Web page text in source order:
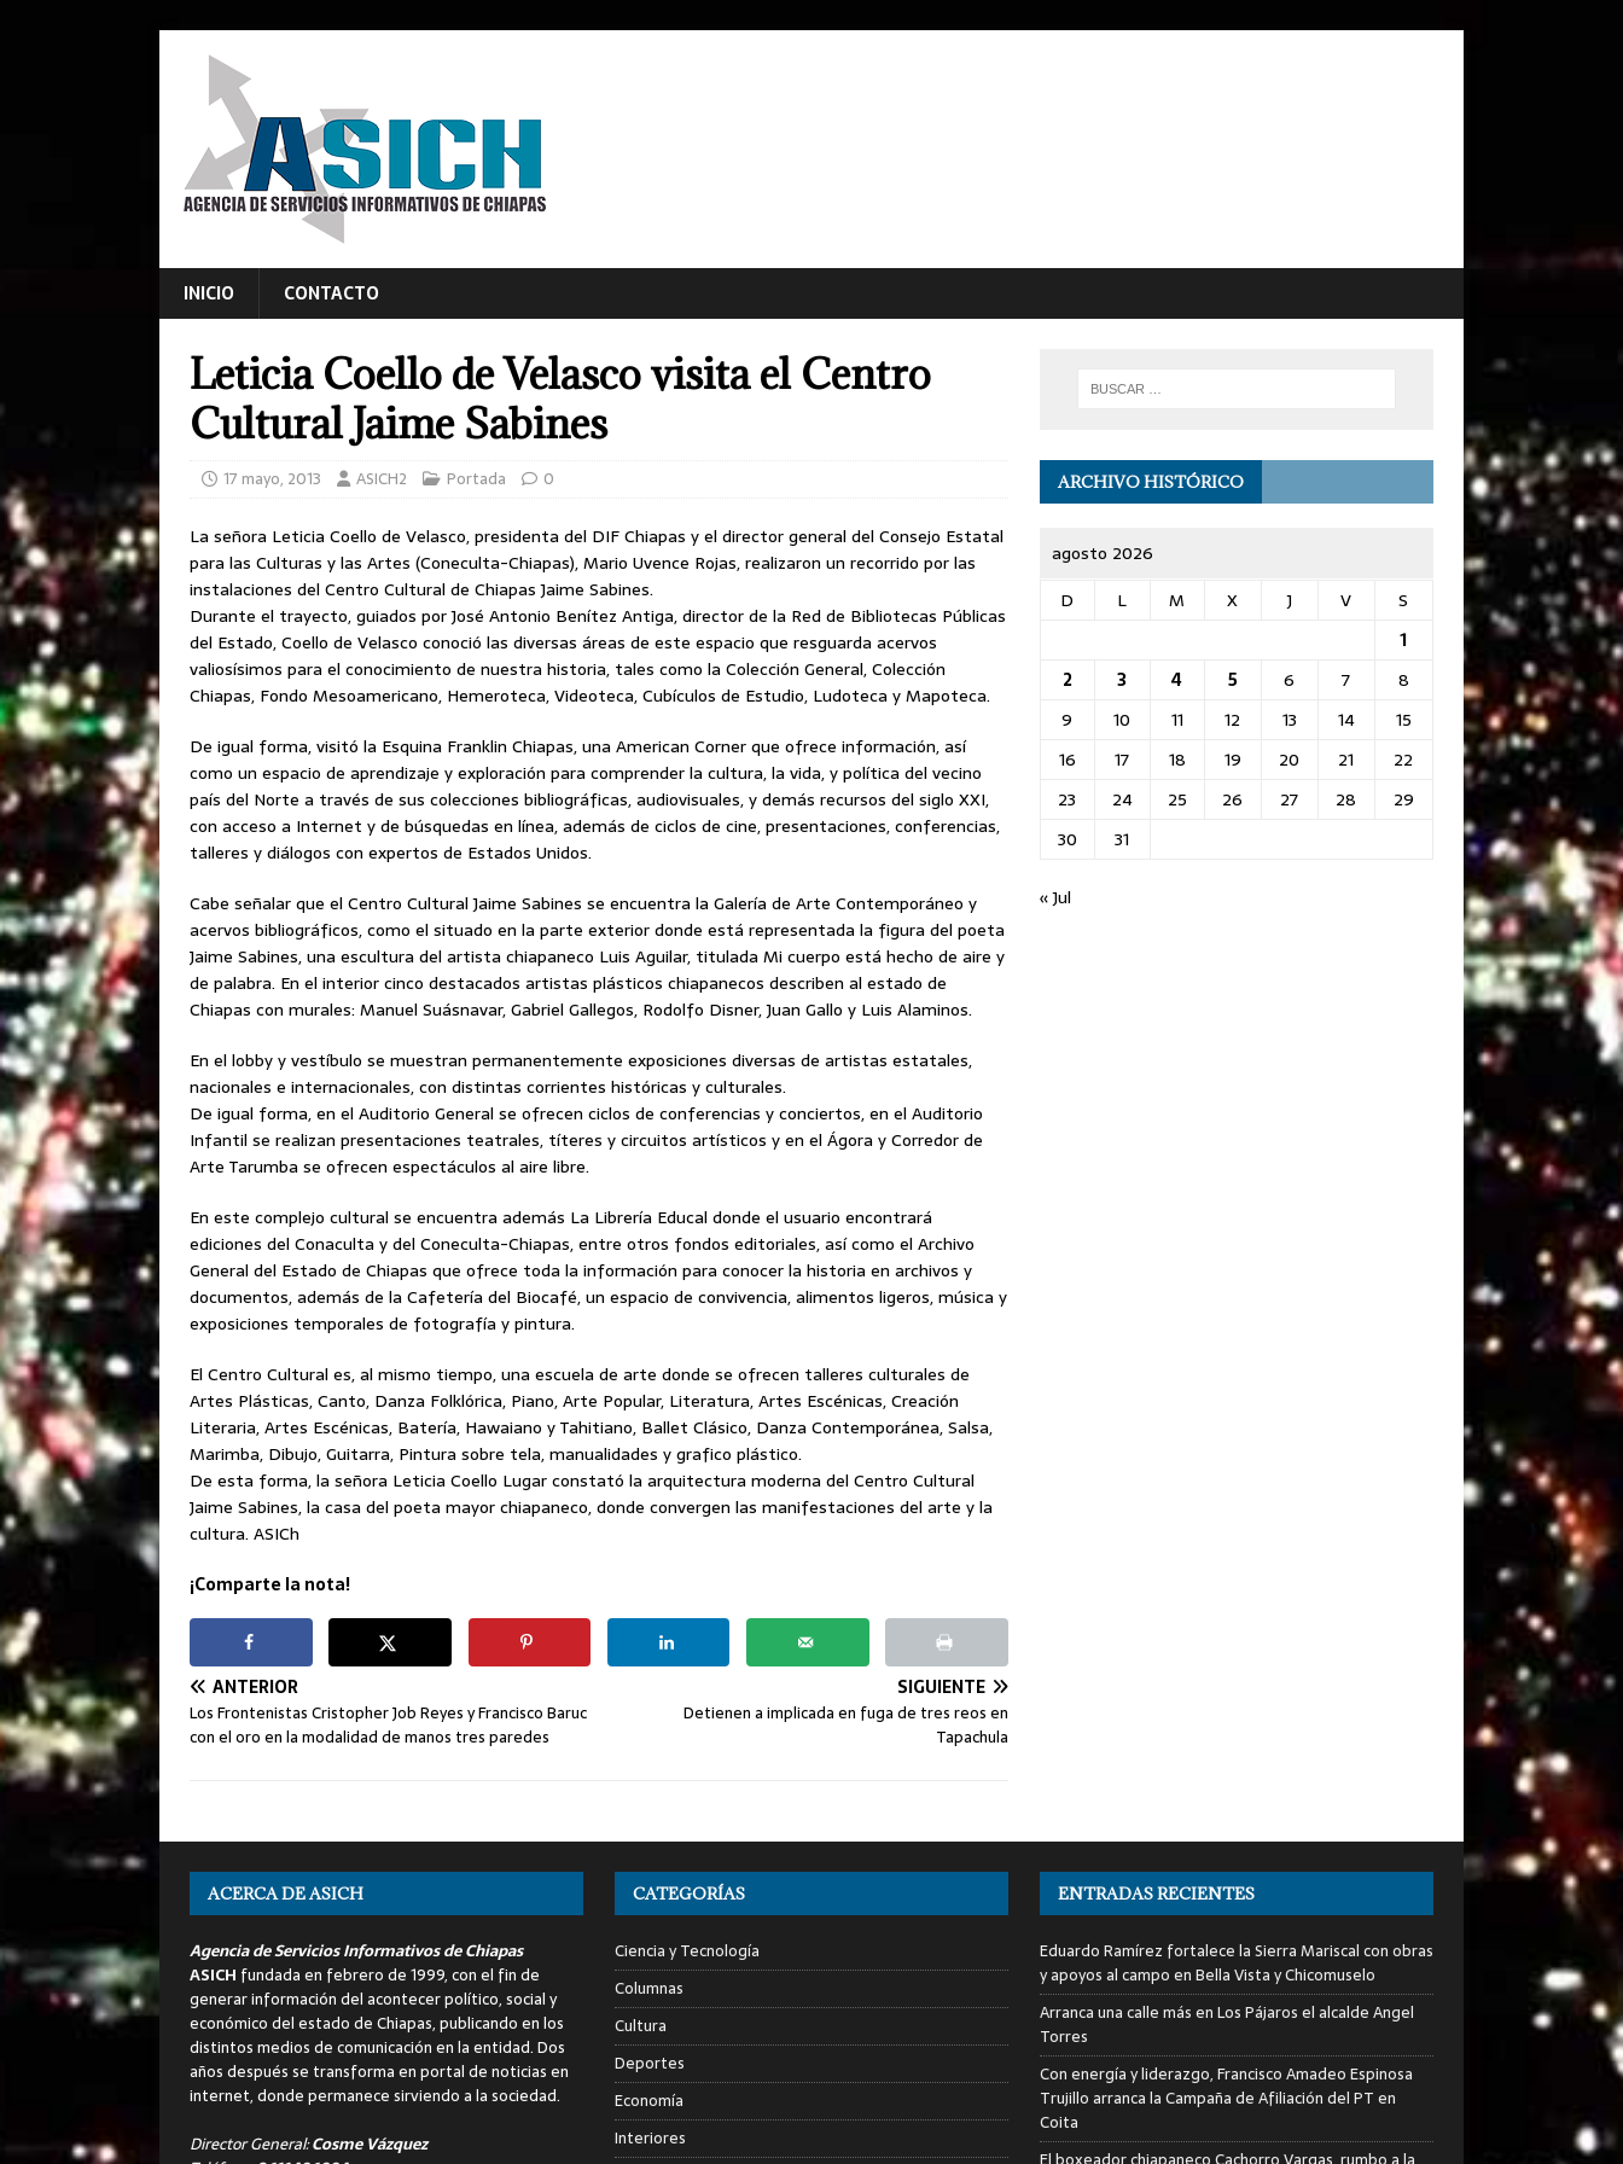
INICIO CONTACTO
Leticia Coello de Velasco visita el Centro
Cultural Jaime Sabines
17 mayo, 2013 ASICH2 Portada 0
La señora Leticia Coello de Velasco, presidenta del DIF Chiapas y el director general del Consejo Estatal
para las Culturas y las Artes (Coneculta-Chiapas), Mario Uvence Rojas, realizaron un recorrido por las
instalaciones del Centro Cultural de Chiapas Jaime Sabines.
Durante el trayecto, guiados por José Antonio Benítez Antiga, director de la Red de Bibliotecas Públicas
del Estado,Coello de Velasco conoció las diversas áreas de este espacio que resguarda acervos
valiosísimos para el conocimiento de nuestra historia, tales como la Colección General, Colección
Chiapas, Fondo Mesoamericano, Hemeroteca, Videoteca, Cubículos de Estudio, Ludoteca y Mapoteca.
De igual forma, visitó la Esquina Franklin Chiapas, una American Corner que ofrece información, así
como un espacio de aprendizaje y exploración para comprender la cultura, la vida, y política del vecino
país del Norte a través de sus colecciones bibliográficas, audiovisuales, y demás recursos del siglo XXI,
con acceso a Internet y de búsquedas en línea, además de ciclos de cine, presentaciones, conferencias,
talleres y diálogos con expertos de Estados Unidos.
Cabe señalar que el Centro Cultural Jaime Sabines se encuentra la Galería de Arte Contemporáneo y
acervos bibliográficos, como el situado en la parte exterior donde está representada la figura del poeta
Jaime Sabines, una escultura del artista chiapaneco Luis Aguilar, titulada Mi cuerpo está hecho de aire y
de palabra. En el interior cinco destacados artistas plásticos chiapanecos describen al estado de
Chiapas con murales: Manuel Suásnavar, Gabriel Gallegos, Rodolfo Disner, Juan Gallo y Luis Alaminos.
En el lobby y vestíbulo se muestran permanentemente exposiciones diversas de artistas estatales,
nacionales e internacionales, con distintas corrientes históricas y culturales.
De igual forma, en el Auditorio General se ofrecen ciclos de conferencias y conciertos, en el Auditorio
Infantil se realizan presentaciones teatrales, títeres y circuitos artísticos y en el Ágora y Corredor de
Arte Tarumba se ofrecen espectáculos al aire libre.
En este complejo cultural se encuentra además La Librería Educal donde el usuario encontrará
ediciones del Conaculta y del Coneculta-Chiapas, entre otros fondos editoriales, así como el Archivo
General del Estado de Chiapas que ofrece toda la información para conocer la historia en archivos y
documentos, además de la Cafetería del Biocafé, un espacio de convivencia, alimentos ligeros, música y
exposiciones temporales de fotografía y pintura.
El Centro Cultural es, al mismo tiempo, una escuela de arte donde se ofrecen talleres culturales de
Artes Plásticas, Canto, Danza Folklórica, Piano, Arte Popular, Literatura, Artes Escénicas, Creación
Literaria, Artes Escénicas, Batería, Hawaiano y Tahitiano, Ballet Clásico, Danza Contemporánea, Salsa,
Marimba, Dibujo, Guitarra, Pintura sobre tela, manualidades y grafico plástico.
De esta forma, la señora Leticia Coello Lugar constató la arquitectura moderna del Centro Cultural
Jaime Sabines, la casa del poeta mayor chiapaneco, donde convergen las manifestaciones del arte y la
cultura. ASICh
¡Comparte la nota!
ANTERIOR
Los Frontenistas Cristopher Job Reyes y Francisco Baruc
con el oro en la modalidad de manos tres paredes
SIGUIENTE
Detienen a implicada en fuga de tres reos en
Tapachula
ARCHIVO HISTÓRICO
agosto 2026
D
L M X J V
S
1
2
3 4 5 6 7
8
9
10 11 12 13 14
15
16
17 18 19 20 21
22
23
24 25 26 27 28
29
30
31
« Jul
ACERCA DE ASICH
Agencia de Servicios Informativos de Chiapas
ASICH fundada en febrero de 1999, con el fin de
generar información del acontecer político, social y
económico del estado de Chiapas, publicando en los
distintos medios de comunicación en la entidad. Dos
años después se transforma en portal de noticias en
internet, donde permanece sirviendo a la sociedad.
Director General:Cosme Vázquez
CATEGORÍAS
Ciencia y Tecnología
Columnas
Cultura
Deportes
Economía
Interiores
ENTRADAS RECIENTES
Eduardo Ramírez fortalece la Sierra Mariscal con obras
y apoyos al campo en Bella Vista y Chicomuselo
Arranca una calle más en Los Pájaros el alcalde Angel
Torres
Con energía y liderazgo, Francisco Amadeo Espinosa
Trujillo arranca la Campaña de Afiliación del PT en
Coita